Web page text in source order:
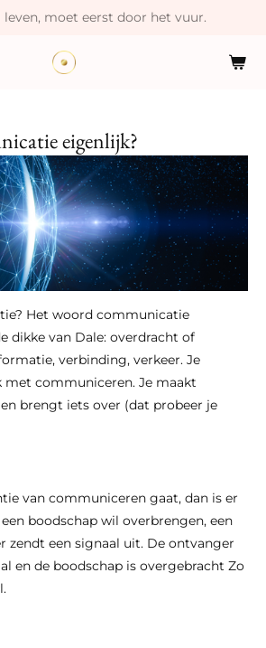
moet eerst door het vuur.
eigenlijk?
Het woord communicatie
dikke van Dale: overdracht of
verbinding, verkeer. Je
met communiceren. Je maakt
brengt iets over (dat probeer je
van communiceren gaat, dan is er
boodschap wil overbrengen, een
zendt een signaal uit. De ontvanger
en de boodschap is overgebracht Zo